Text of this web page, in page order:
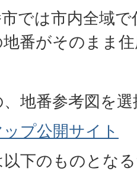
では市内全域
番がそのまま
地番参考図を
プ公開サイト
下のものとな